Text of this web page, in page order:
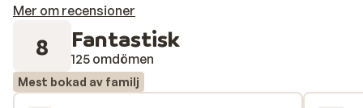
Mer om recensioner
8 Fantastisk
125 omdömen
Mest bokad av familj